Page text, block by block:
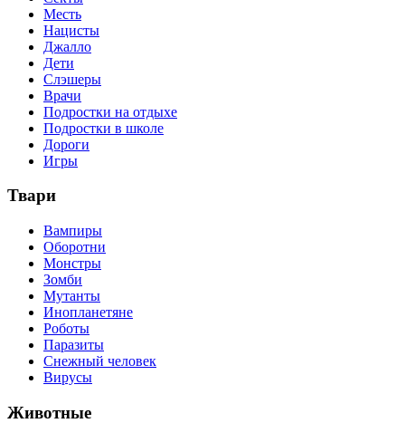
Месть
Нацисты
Джалло
Дети
Слэшеры
Врачи
Подростки на отдыхе
Подростки в школе
Дороги
Игры
Твари
Вампиры
Оборотни
Монстры
Зомби
Мутанты
Инопланетяне
Роботы
Паразиты
Снежный человек
Вирусы
Животные